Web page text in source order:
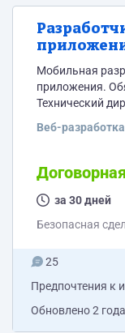
Мобильная
приложения.
Технический
под IOS/Android
Бэкенд
с бэкхенд
проектировать
Веб-
Договорная
за 30 дней
Безопасная
25
Предпочтения к
Обновлено2